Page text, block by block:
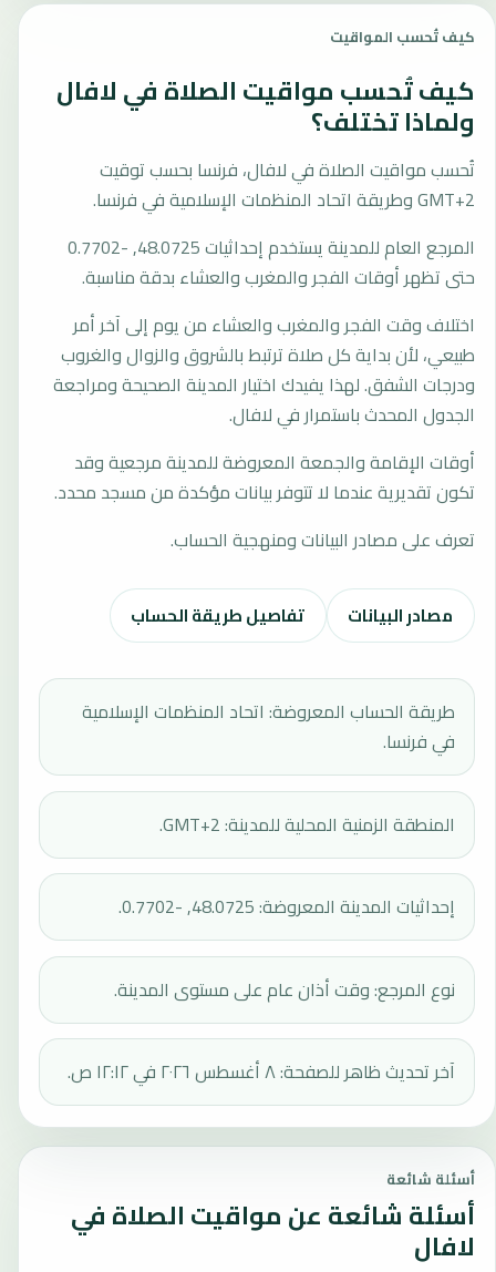
كيف تُحسب المواقيت
كيف تُحسب مواقيت الصلاة في لافال
ولماذا تختلف؟
تُحسب مواقيت الصلاة في لافال، فرنسا بحسب توقيت
GMT+2 وطريقة اتحاد المنظمات الإسلامية في فرنسا.
المرجع العام للمدينة يستخدم إحداثيات 48.0725, -0.7702
حتى تظهر أوقات الفجر والمغرب والعشاء بدقة مناسبة.
اختلاف وقت الفجر والمغرب والعشاء من يوم إلى آخر أمر
طبيعي، لأن بداية كل صلاة ترتبط بالشروق والزوال والغروب
ودرجات الشفق. لهذا يفيدك اختيار المدينة الصحيحة ومراجعة
الجدول المحدث باستمرار في لافال.
أوقات الإقامة والجمعة المعروضة للمدينة مرجعية وقد
تكون تقديرية عندما لا تتوفر بيانات مؤكدة من مسجد محدد.
تعرف على مصادر البيانات ومنهجية الحساب.
مصادر البيانات تفاصيل طريقة الحساب
طريقة الحساب المعروضة: اتحاد المنظمات الإسلامية
في فرنسا.
المنطقة الزمنية المحلية للمدينة: GMT+2.
إحداثيات المدينة المعروضة: 48.0725, -0.7702.
نوع المرجع: وقت أذان عام على مستوى المدينة.
آخر تحديث ظاهر للصفحة: ٨ أغسطس ٢٠٢٦ في ١٢:١٢ ص.
أسئلة شائعة
أسئلة شائعة عن مواقيت الصلاة في
لافال